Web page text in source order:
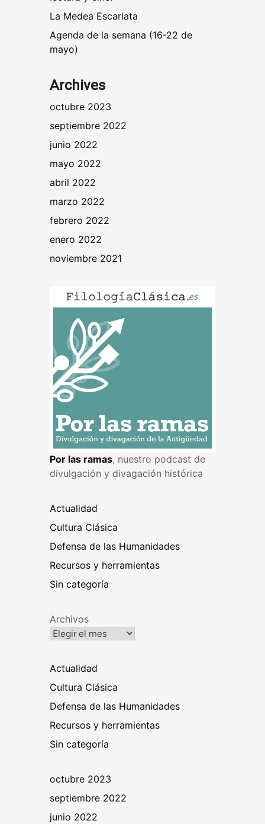
La Medea Escarlata
Agenda de la semana (16-22 de
mayo)
Archives
octubre 2023
septiembre 2022
junio 2022
mayo 2022
abril 2022
marzo 2022
febrero 2022
enero 2022
noviembre 2021
Por las ramas, nuestro podcast de
divulgación y divagación histórica
Actualidad
Cultura Clásica
Defensa de las Humanidades
Recursos y herramientas
Sin categoría
Archivos
Actualidad
Cultura Clásica
Defensa de las Humanidades
Recursos y herramientas
Sin categoría
octubre 2023
septiembre 2022
junio 2022